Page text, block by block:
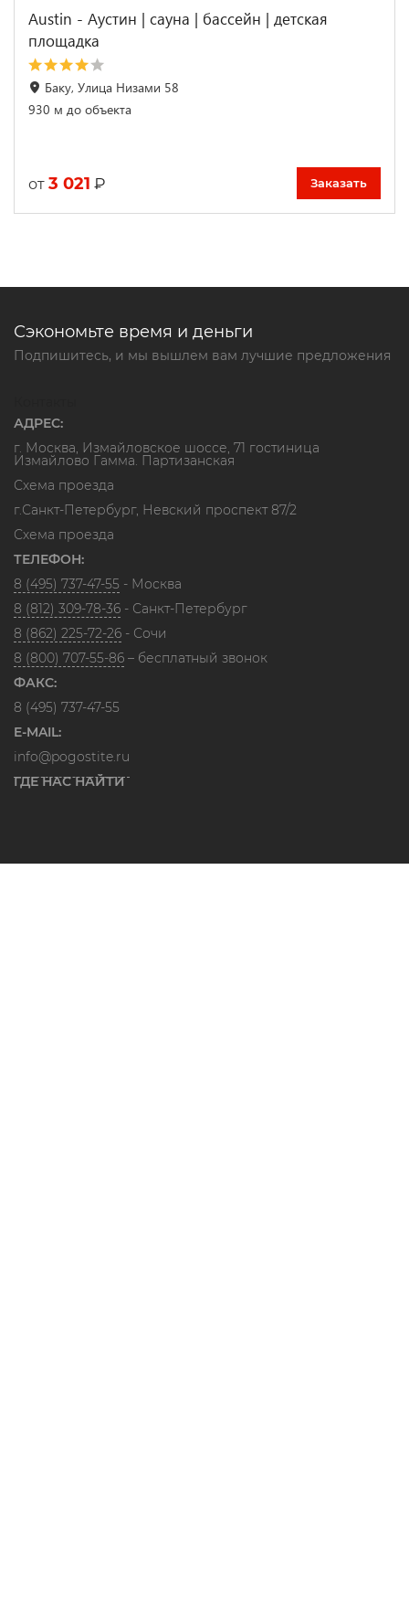
Austin - Аустин | cауна | бассейн | детская
площадка
Баку, Улица Низами 58
930 м до объекта
от 3 021 ₽ Заказать
Сэкономьте время и деньги
Подпишитесь, и мы вышлем вам лучшие предложения
АДРЕС:
г. Москва, Измайловское шоссе, 71 гостиница
Измайлово Гамма. Партизанская
Схема проезда
г.Санкт-Петербург, Невский проспект 87/2
Схема проезда
ТЕЛЕФОН:
8 (495) 737-47-55 - Москва
8 (812) 309-78-36 - Санкт-Петербург
8 (862) 225-72-26 - Сочи
8 (800) 707-55-86 – бесплатный звонок
ФАКС:
8 (495) 737-47-55
E-MAIL:
info@pogostite.ru
ГДЕ НАС НАЙТИ